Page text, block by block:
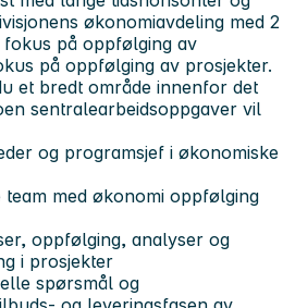
økonomiavdeling med 2
på oppfølging av
på oppfølging av prosjekter.
et bredt område innenfor det
sentralearbeidsoppgaver vil
og programsjef i økonomiske
med økonomi oppfølging
oppfølging, analyser og
i prosjekter
spørsmål og